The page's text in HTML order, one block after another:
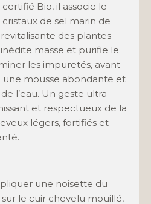
Bio, il associe le
de sel marin de
des plantes
masse et purifie le
les impuretés, avant
une mousse abondante et
l’eau. Un geste ultra-
et respectueux de la
légers, fortifiés et
une noisette du
le cuir chevelu mouillé,